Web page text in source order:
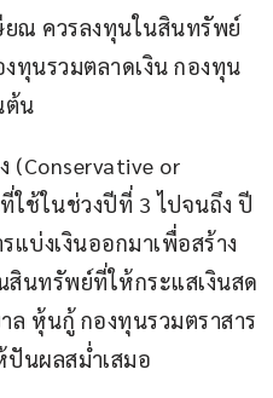
ยณ ควรลงทุนในสินทรัพย์
งทุนรวมตลาดเงิน กองทุน
ต้น
(Conservative or
ใช้ในช่วงปีที่ 3 ไปจนถึง ปี
แบ่งเงินออกมาเพื่อสร้าง
นทรัพย์ที่ให้กระแสเงินสด
ล หุ้นกู้ กองทุนรวมตราสาร
นผลสม่ำเสมอ